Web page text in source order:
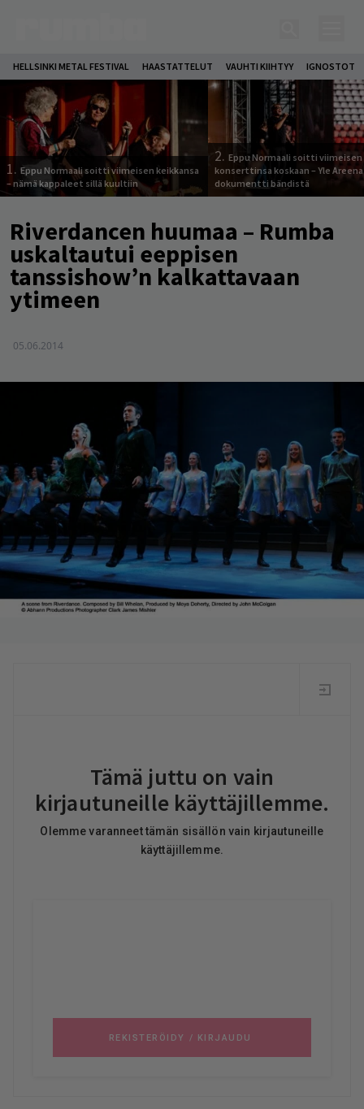
HELLSINKI METAL FESTIVAL HAASTATTELUT VAUHTI KIIHTYY IGNOSTOT
1. Eppu Normaali soitti viimeisen keikkansa
– nämä kappaleet sillä kuultiin
2. Eppu Normaali soitti viimeisen
konserttinsa koskaan – Yle
dokumentti bändistä
Riverdancen huumaa – Rumba
uskaltautui eeppisen
tanssishow’n kalkattavaan
ytimeen
05.06.2014